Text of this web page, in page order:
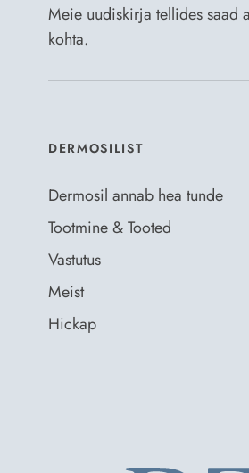
Meie uudiskirja tellides saad
kohta.
DERMOSILIST
Dermosil annab hea tunde
Tootmine & Tooted
Vastutus
Meist
Hickap